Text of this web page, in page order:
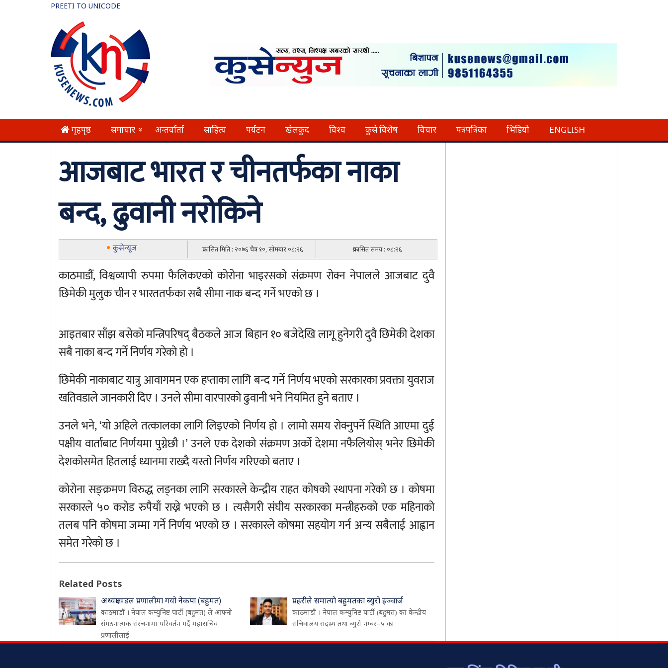
PREETI TO UNICODE
गृहपृष्ठ समाचार » अन्तर्वार्ता साहित्य पर्यटन खेलकुद विश्व कुसे विशेष विचार पत्रपत्रिका भिडियो ENGLISH
आजबाट भारत र चीनतर्फका नाका
बन्द, ढुवानी नरोकिने
कुसेन्यूज प्रकासित मिति : २०७६ चैत्र १०, सोमबार ०८:२६ प्रकासित समय : ०८:२६
काठमाडौं, विश्वव्यापी रुपमा फैलिकएको कोरोना भाइरसको संक्रमण रोक्न नेपालले आजबाट दुवै
छिमेकी मुलुक चीन र भारततर्फका सबै सीमा नाक बन्द गर्ने भएको छ ।
आइतबार साँझ बसेको मन्त्रिपरिषद् बैठकले आज बिहान १० बजेदेखि लागू हुनेगरी दुवै छिमेकी देशका
सबै नाका बन्द गर्ने निर्णय गरेको हो ।
छिमेकी नाकाबाट यात्रु आवागमन एक हप्ताका लागि बन्द गर्ने निर्णय भएको सरकारका प्रवक्ता युवराज
खतिवडाले जानकारी दिए । उनले सीमा वारपारको ढुवानी भने नियमित हुने बताए ।
उनले भने, ‘यो अहिले तत्कालका लागि लिइएको निर्णय हो । लामो समय रोक्नुपर्ने स्थिति आएमा दुई
पक्षीय वार्ताबाट निर्णयमा पुग्नेछौ ।’ उनले एक देशको संक्रमण अर्को देशमा नफैलियोस् भनेर छिमेकी
देशकोसमेत हितलाई ध्यानमा राख्दै यस्तो निर्णय गरिएको बताए ।
कोरोना सङ्क्रमण विरुद्ध लड्नका लागि सरकारले केन्द्रीय राहत कोषकोे स्थापना गरेको छ । कोषमा
सरकारले ५० करोड रुपैयाँ राख्ने भएको छ । त्यसैगरी संघीय सरकारका मन्त्रीहरुको एक महिनाको
तलब पनि कोषमा जम्मा गर्ने निर्णय भएको छ । सरकारले कोषमा सहयोग गर्न अन्य सबैलाई आह्वान
समेत गरेको छ ।
Related Posts
अध्यक्षमण्डल प्रणालीमा गयो नेकपा (बहुमत)
काठमाडौं । नेपाल कम्युनिष्ट पार्टी (बहुमत) ले आफ्नो
संगठनात्मक संरचनामा परिवर्तन गर्दै महासचिव
प्रणालीलाई
प्रहरीले समात्यो बहुमतका ब्युरो इञ्चार्ज
काठमाडौं । नेपाल कम्युनिष्ट पार्टी (बहुमत) का केन्द्रीय
सचिवालय सदस्य तथा ब्युरो नम्बर–५ का